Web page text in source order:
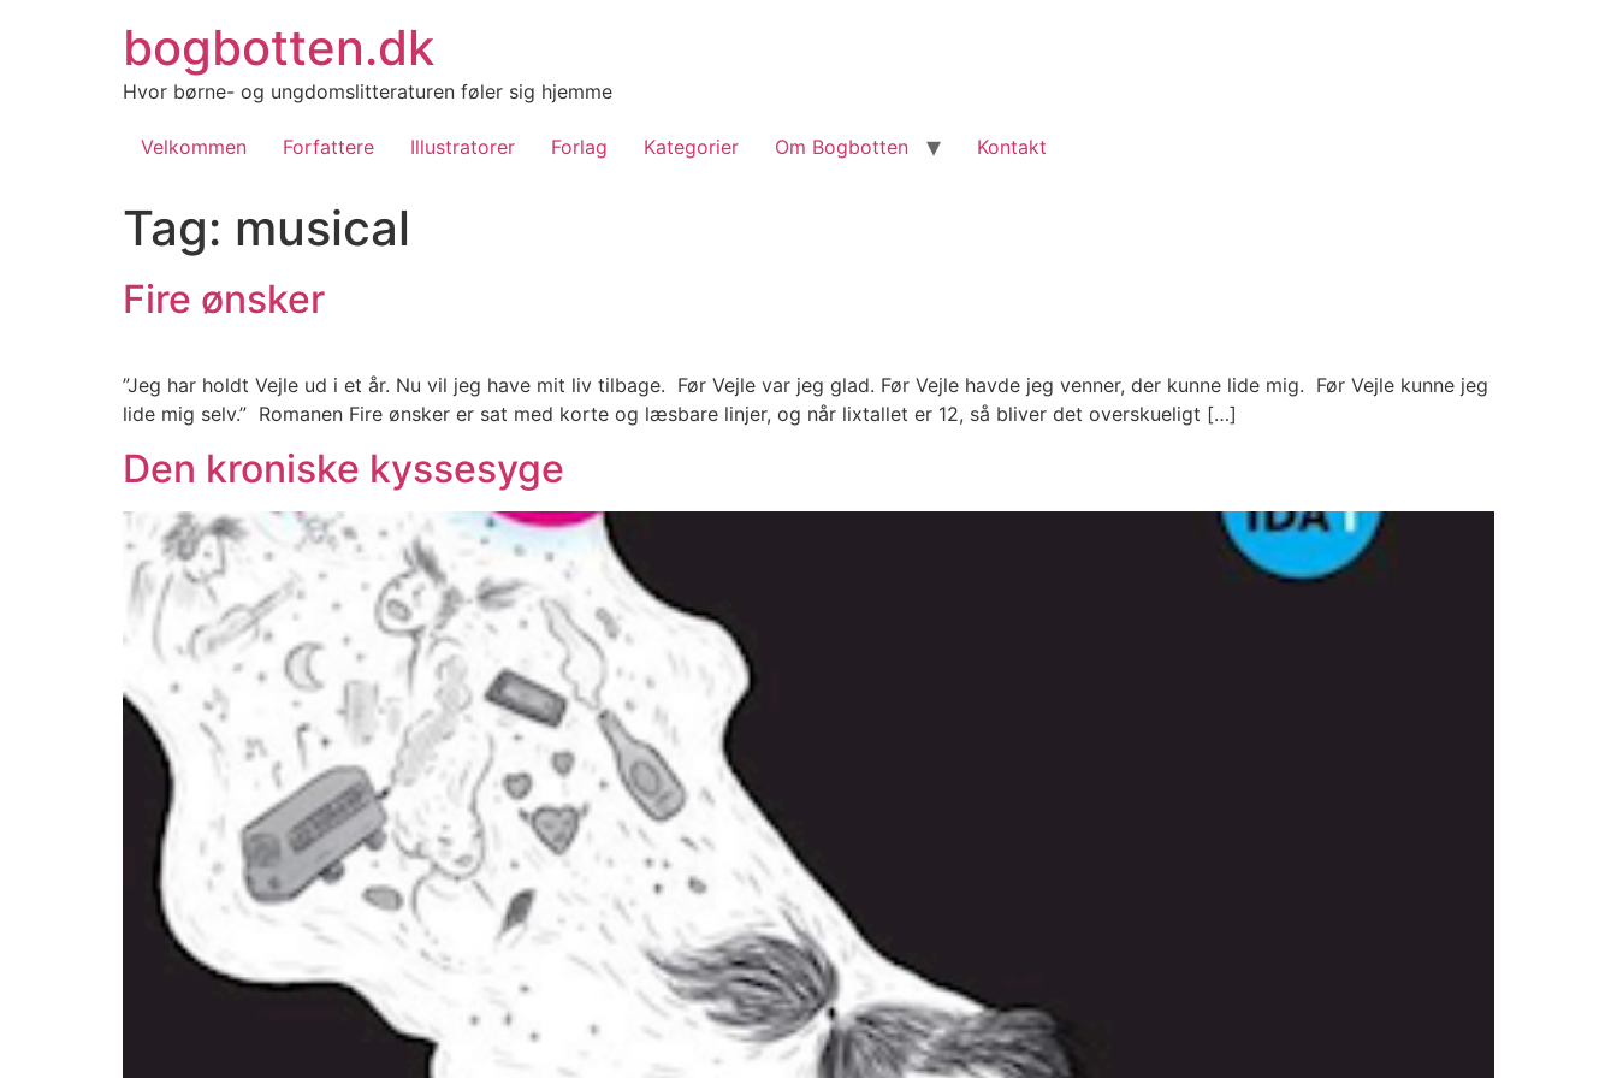
bogbotten.dk
Hvor børne- og ungdomslitteraturen føler sig hjemme
Velkommen Forfattere Illustratorer Forlag Kategorier Om Bogbotten Kontakt
Tag: musical
Fire ønsker
”Jeg har holdt Vejle ud i et år. Nu vil jeg have mit liv tilbage. Før Vejle var jeg glad. Før Vejle havde jeg venner, der kunne lide mig. Før Vejle kunne jeg
lide mig selv.” Romanen Fire ønsker er sat med korte og læsbare linjer, og når lixtallet er 12, så bliver det overskueligt […]
Den kroniske kyssesyge